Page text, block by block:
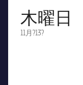
木曜日
11月?13?